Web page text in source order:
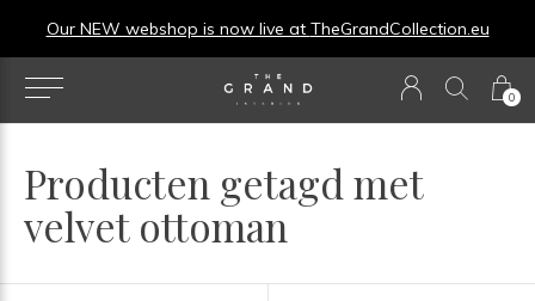
0
Our NEW webshop is now live at TheGrandCollection.eu
Producten getagd met
velvet ottoman